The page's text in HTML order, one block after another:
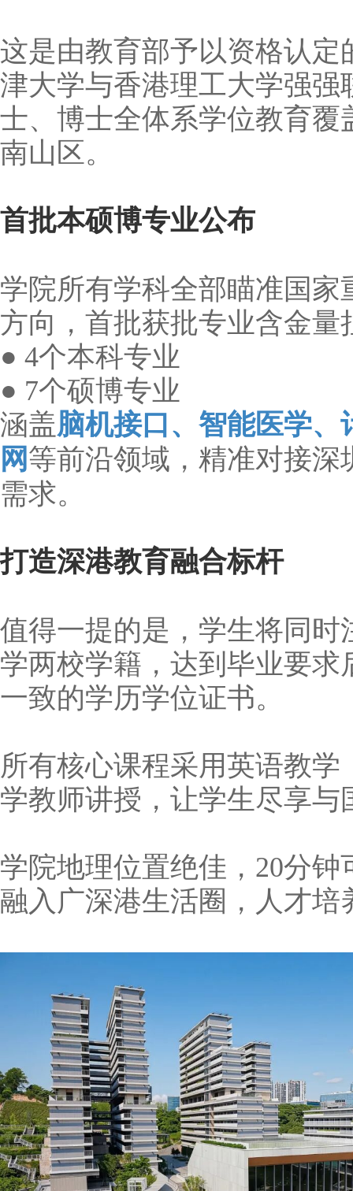
这是由教育部予以资格认
津大学与香港理工大学强
士、博士全体系学位教育
南山区。
首批本硕博专业公布
学院所有学科全部瞄准国
方向，首批获批专业含金量
● 4个本科专业
● 7个硕博专业
涵盖脑机接口、智能医学
网等前沿领域，精准对接
需求。
打造深港教育融合标杆
值得一提的是，学生将同
学两校学籍，达到毕业要
一致的学历学位证书。
所有核心课程采用英语教
学教师讲授，让学生尽享
学院地理位置绝佳，20分
融入广深港生活圈，人才